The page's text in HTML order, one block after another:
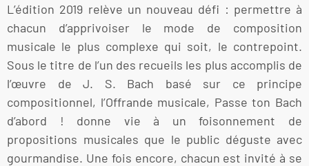
L’édition 2019 relève un nouveau défi : permettre à
chacun d’apprivoiser le mode de composition
musicale le plus complexe qui soit, le contrepoint.
Sous le titre de l’un des recueils les plus accomplis de
l’œuvre de J. S. Bach basé sur ce principe
compositionnel, l’Offrande musicale, Passe ton Bach
d’abord ! donne vie à un foisonnement de
propositions musicales que le public déguste avec
gourmandise. Une fois encore, chacun est invité à se